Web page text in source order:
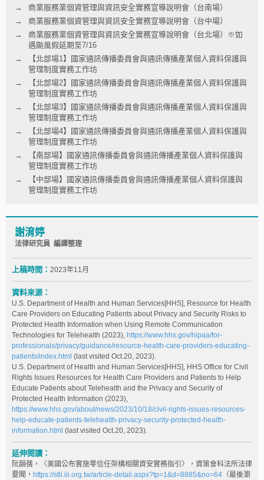
商業服務業個資管理與資訊安全實務宣導說明會（台南場）
商業服務業個資管理與資訊安全實務宣導說明會（台中場）
商業服務業個資管理與資訊安全實務宣導說明會（台北場）※如
遇颱風假延期至7/16
【北部場1】國家通訊傳播委員會與通訊傳播產業個人資料保護與
管理制度實務工作坊
【北部場2】國家通訊傳播委員會與通訊傳播產業個人資料保護與
管理制度實務工作坊
【北部場3】國家通訊傳播委員會與通訊傳播產業個人資料保護與
管理制度實務工作坊
【北部場4】國家通訊傳播委員會與通訊傳播產業個人資料保護與
管理制度實務工作坊
【南部場】國家通訊傳播委員會與通訊傳播產業個人資料保護與
管理制度實務工作坊
【中部場】國家通訊傳播委員會與通訊傳播產業個人資料保護與
管理制度實務工作坊
謝淯婷
法律研究員 編譯整理
上稿時間： 2023年11月
資料來源：
U.S. Department of Health and Human Services[HHS], Resource for Health
Care Providers on Educating Patients about Privacy and Security Risks to
Protected Health Information when Using Remote Communication
Technologies for Telehealth (2023), https://www.hhs.gov/hipaa/for-
professionals/privacy/guidance/resource-health-care-providers-educating-
patients/index.html (last visited Oct.20, 2023).
U.S. Department of Health and Human Services[HHS], HHS Office for Civil
Rights Issues Resources for Health Care Providers and Patients to Help
Educate Patients about Telehealth and the Privacy and Security of
Protected Health Information (2023),
https://www.hhs.gov/about/news/2023/10/18/civil-rights-issues-resources-
help-educate-patients-telehealth-privacy-security-protected-health-
information.html (last visited Oct.20, 2023).
延伸閱讀：
阮韻蒨，〈美國公布實施零信任架構相關資安實務指引〉，資策會科法所法律
要聞， https://stli.iii.org.tw/article-detail.aspx?tp=1&d=8885&no=64 （最後瀏